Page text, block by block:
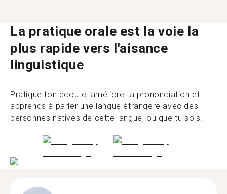
La pratique orale est la voie la
plus rapide vers l'aisance
linguistique
Pratique ton écoute, améliore ta prononciation et
apprends à parler une langue étrangère avec des
personnes natives de cette langue, où que tu sois.